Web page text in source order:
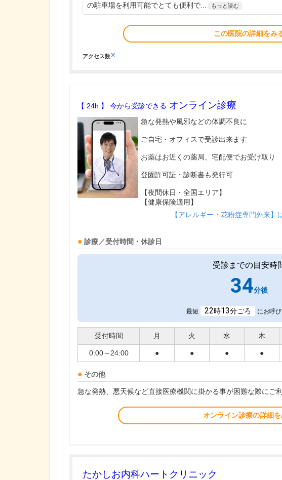
の駐車場を利用可能でとても便利で...
もっと読む
この医院の詳細をみ
アクセス数※
【 24h 】 今から受診できる オンライン診療
急な発熱や風邪などの体調不良に
ご自宅・オフィスで受診出来ます
お薬はお近くの薬局、宅配便でお受け取り
登園許可証・診断書も発行可
【夜間休日・全国エリア】
【健康保険適用】
【アレルギー・花粉症専門外来】
診療／受付時間・休診日
受診までの目安時
34分後
最短 22時13分ごろ にお呼
受付時間 月 火 水 木
0:00～24:00 ● ● ● ●
その他
急な発熱、悪天候など直接医療機関に掛かる事が困難な際にご
オンライン診療の詳細
たかしお内科ハートクリニック